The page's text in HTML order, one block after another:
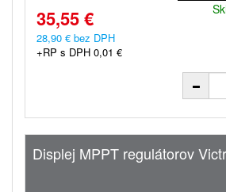
35,55 €
28,90 € bez DPH
+RP s DPH 0,01 €
Displej MPPT regulátorov